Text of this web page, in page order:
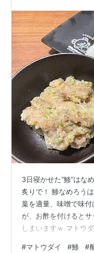
3日寝かせた”鯵”はな
炙りで！ 鯵なめろう
葉を適量、味噌で味
が、お酢を付けると
しまいますｗ マトウ
#マトウダイ #鯵 #